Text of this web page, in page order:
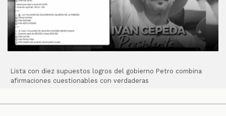
Lista con diez supuestos logros del gobierno Petro combina
afirmaciones cuestionables con verdaderas